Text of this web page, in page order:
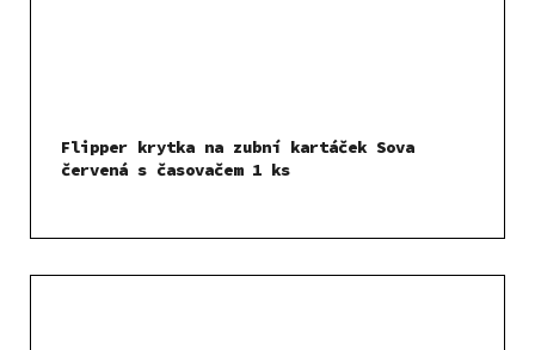
Flipper krytka na zubní kartáček Sova
červená s časovačem 1 ks